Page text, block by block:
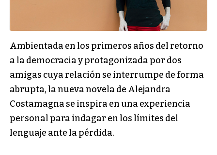
Ambientada en los primeros años del retorno
a la democracia y protagonizada por dos
amigas cuya relación se interrumpe de forma
abrupta, la nueva novela de Alejandra
Costamagna se inspira en una experiencia
personal para indagar en los límites del
lenguaje ante la pérdida.